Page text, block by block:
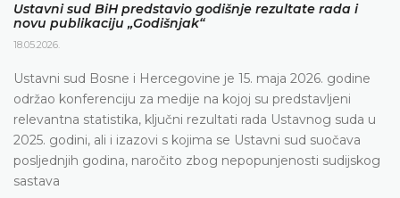
Ustavni sud BiH predstavio godišnje rezultate rada i
novu publikaciju „Godišnjak“
18.05.2026.
Ustavni sud Bosne i Hercegovine je 15. maja 2026. godine
održao konferenciju za medije na kojoj su predstavljeni
relevantna statistika, ključni rezultati rada Ustavnog suda u
2025. godini, ali i izazovi s kojima se Ustavni sud suočava
posljednjih godina, naročito zbog nepopunjenosti sudijskog
sastava